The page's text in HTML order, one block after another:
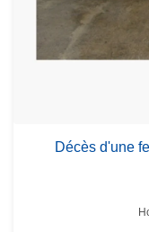
Décès d'une